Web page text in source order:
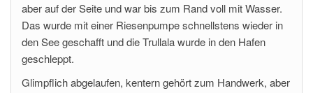
aber auf der Seite und war bis zum Rand voll mit Wasser.
Das wurde mit einer Riesenpumpe schnellstens wieder in
den See geschafft und die Trullala wurde in den Hafen
geschleppt.
Glimpflich abgelaufen, kentern gehört zum Handwerk, aber